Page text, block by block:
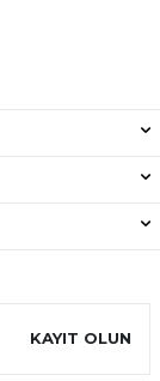
KAYIT OLUN